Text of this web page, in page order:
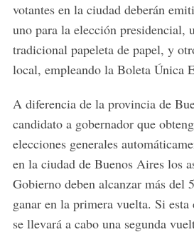
votantes en la ciudad deberán
uno para la elección presidencial,
tradicional papeleta de papel, y
local, empleando la Boleta Única
A diferencia de la provincia de
candidato a gobernador que
elecciones generales
en la ciudad de Buenos Aires los
Gobierno deben alcanzar más del
ganar en la primera vuelta. Si
se llevará a cabo una segunda